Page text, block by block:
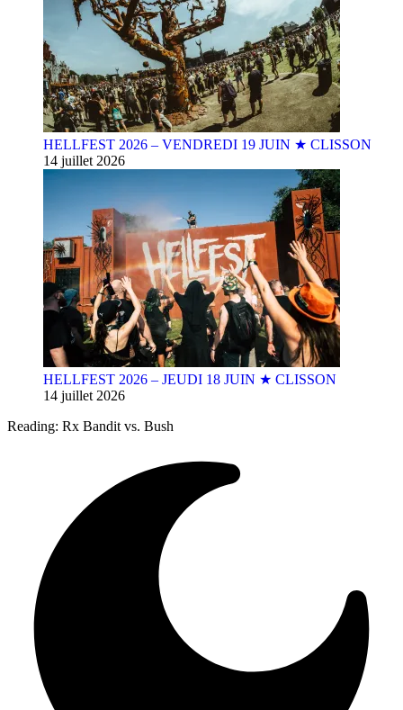
HELLFEST 2026 – VENDREDI 19 JUIN ★ CLISSON
14 juillet 2026
HELLFEST 2026 – JEUDI 18 JUIN ★ CLISSON
14 juillet 2026
Reading: Rx Bandit vs. Bush